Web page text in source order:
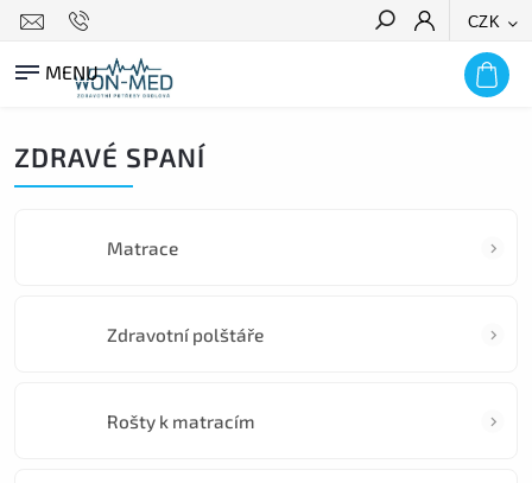
CZK
HLEDAT
ZDRAVÉ SPANÍ
Matrace
Zdravotní polštáře
Rošty k matracím